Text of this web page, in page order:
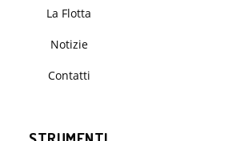
La Flotta
Notizie
Contatti